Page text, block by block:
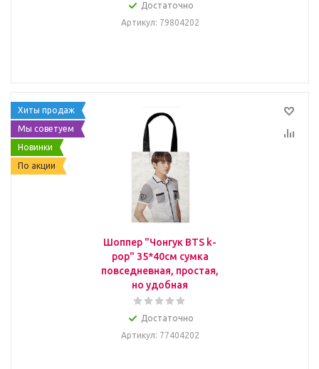
Достаточно
Артикул: 79804202
Хиты продаж
Мы советуем
Новинки
По акции
Шоппер "Чонгук BTS k-
pop" 35*40см сумка
повседневная, простая,
но удобная
Достаточно
Артикул: 77404202